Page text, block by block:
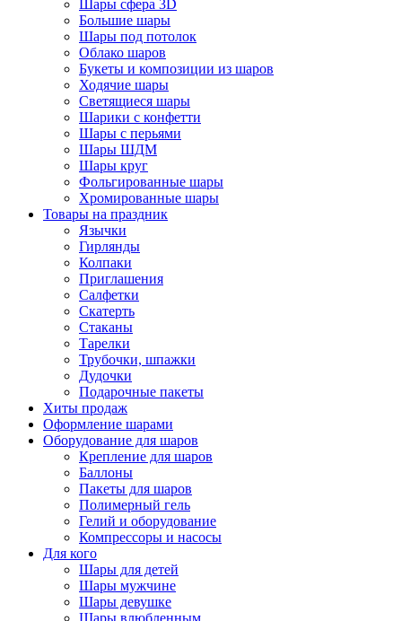
Шары сфера 3D
Большие шары
Шары под потолок
Облако шаров
Букеты и композиции из шаров
Ходячие шары
Светящиеся шары
Шарики с конфетти
Шары с перьями
Шары ШДМ
Шары круг
Фольгированные шары
Хромированные шары
Товары на праздник
Язычки
Гирлянды
Колпаки
Приглашения
Салфетки
Скатерть
Стаканы
Тарелки
Трубочки, шпажки
Дудочки
Подарочные пакеты
Хиты продаж
Оформление шарами
Оборудование для шаров
Крепление для шаров
Баллоны
Пакеты для шаров
Полимерный гель
Гелий и оборудование
Компрессоры и насосы
Для кого
Шары для детей
Шары мужчине
Шары девушке
Шары влюбленным